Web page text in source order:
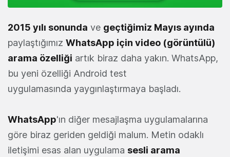
2015 yılı sonunda ve geçtiğimiz Mayıs ayında
paylaştığımız WhatsApp için video (görüntülü)
arama özelliği artık biraz daha yakın. WhatsApp,
bu yeni özelliği Android test
uygulamasında yaygınlaştırmaya başladı.
WhatsApp'ın diğer mesajlaşma uygulamalarına
göre biraz geriden geldiği malum. Metin odaklı
iletişimi esas alan uygulama sesli arama